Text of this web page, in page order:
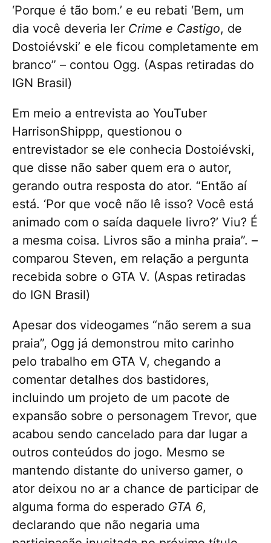
‘Porque é tão bom.’ e eu rebati ‘Bem, um
dia você deveria ler Crime e Castigo, de
Dostoiévski’ e ele ficou completamente em
branco” – contou Ogg. (Aspas retiradas do
IGN Brasil)
Em meio a entrevista ao YouTuber
HarrisonShippp, questionou o
entrevistador se ele conhecia Dostoiévski,
que disse não saber quem era o autor,
gerando outra resposta do ator. “Então aí
está. ‘Por que você não lê isso? Você está
animado com o saída daquele livro?’ Viu? É
a mesma coisa. Livros são a minha praia”. –
comparou Steven, em relação a pergunta
recebida sobre o GTA V. (Aspas retiradas
do IGN Brasil)
Apesar dos videogames “não serem a sua
praia”, Ogg já demonstrou mito carinho
pelo trabalho em GTA V, chegando a
comentar detalhes dos bastidores,
incluindo um projeto de um pacote de
expansão sobre o personagem Trevor, que
acabou sendo cancelado para dar lugar a
outros conteúdos do jogo. Mesmo se
mantendo distante do universo gamer, o
ator deixou no ar a chance de participar de
alguma forma do esperado GTA 6,
declarando que não negaria uma